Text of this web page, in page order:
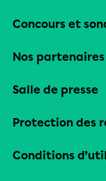
Concours et
Nos partenaires
Salle de presse
Protection des
Conditions